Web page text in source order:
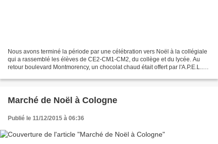
Nous avons terminé la période par une célébration vers Noël à la collégiale
qui a rassemblé les élèves de CE2-CM1-CM2, du collège et du lycée. Au
retour boulevard Montmorency, un chocolat chaud était offert par l'A.P.E.L..
Marché de Noël à Cologne
Publié le 11/12/2015 à 06:36